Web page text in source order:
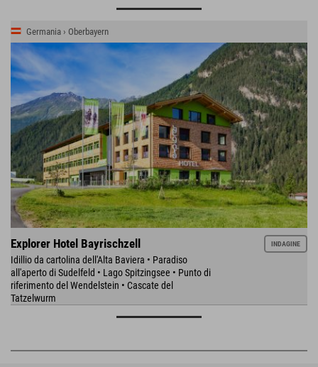
Germania › Oberbayern
Explorer Hotel Bayrischzell
Idillio da cartolina dell'Alta Baviera • Paradiso
all'aperto di Sudelfeld • Lago Spitzingsee • Punto di
riferimento del Wendelstein • Cascate del
Tatzelwurm
INDAGINE